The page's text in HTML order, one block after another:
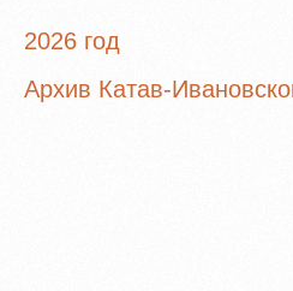
2026 год
Архив Катав-